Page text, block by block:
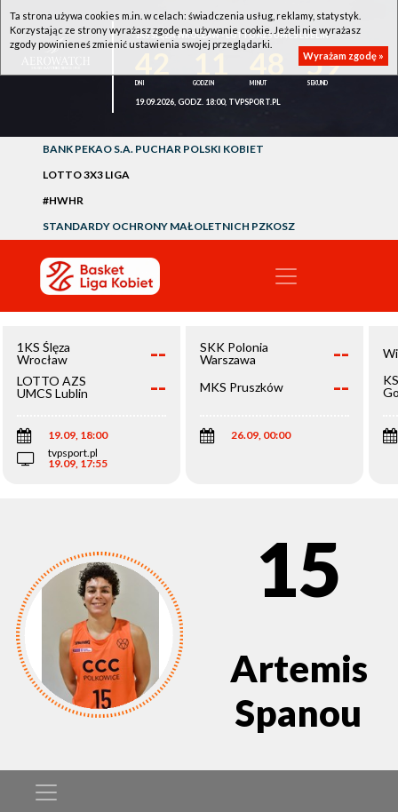
1KS ŚLĘZA WROCŁAW - LOTTO AZS UMCS LUBLIN
59
19.09.2026, GODZ. 18:00, TVPSPORT.PL
BANK PEKAO S.A. PUCHAR POLSKI KOBIET
LOTTO 3X3 LIGA
#HWHR
STANDARDY OCHRONY MAŁOLETNICH PZKOSZ
1KS Ślęza
Wrocław
--
LOTTO AZS
UMCS Lublin
--
19.09, 18:00
tvpsport.pl
19.09, 17:55
SKK Polonia
Warszawa
--
MKS Pruszków --
26.09, 00:00
15
Artemis
Spanou
Ta strona używa cookies m.in. w celach: świadczenia usług, reklamy, statystyk.
Korzystając ze strony wyrażasz zgodę na używanie cookie. Jeżeli nie wyrażasz
zgody powinieneś zmienić ustawienia swojej przeglądarki.
Wyrażam zgodę »